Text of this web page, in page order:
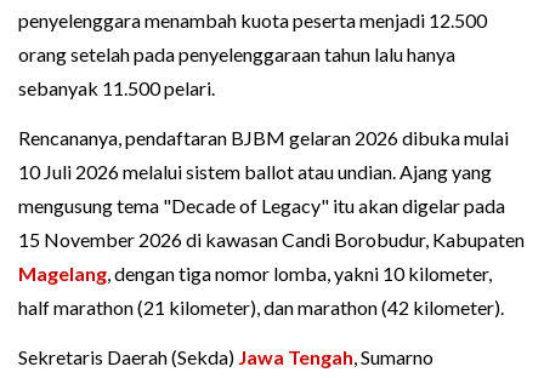
penyelenggara menambah kuota peserta menjadi 12.500
orang setelah pada penyelenggaraan tahun lalu hanya
sebanyak 11.500 pelari.
Rencananya, pendaftaran BJBM gelaran 2026 dibuka mulai
10 Juli 2026 melalui sistem ballot atau undian. Ajang yang
mengusung tema "Decade of Legacy" itu akan digelar pada
15 November 2026 di kawasan Candi Borobudur, Kabupaten
Magelang, dengan tiga nomor lomba, yakni 10 kilometer,
half marathon (21 kilometer), dan marathon (42 kilometer).
Sekretaris Daerah (Sekda) Jawa Tengah, Sumarno